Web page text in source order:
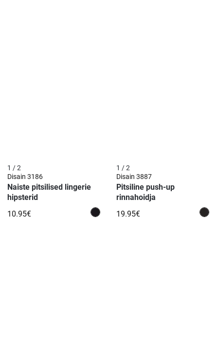
1 / 2
Disain 3186
Naiste pitsilised lingerie
hipsterid
10.95€
1 / 2
Disain 3887
Pitsiline push-up
rinnahoidja
19.95€